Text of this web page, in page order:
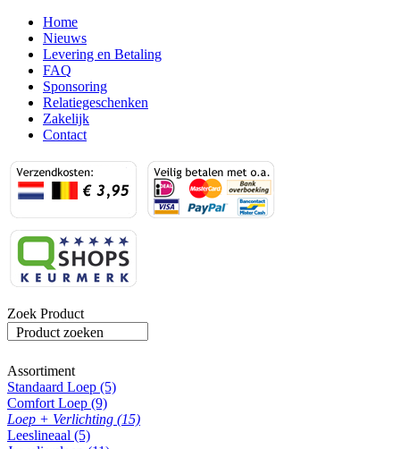
Home
Nieuws
Levering en Betaling
FAQ
Sponsoring
Relatiegeschenken
Zakelijk
Contact
Zoek Product
Product zoeken
Assortiment
Standaard Loep (5)
Comfort Loep (9)
Loep + Verlichting (15)
Leeslineaal (5)